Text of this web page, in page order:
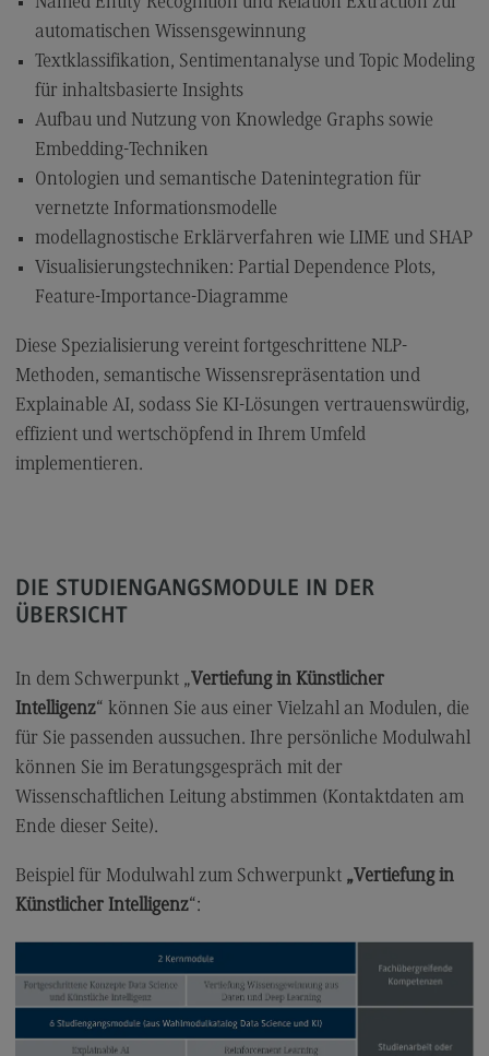
Modulangebot
Berufsperspektiven
Digital Business Management
Digital Business Management
Berufsperspektiven
Kontakt
Digitalisierung in der Sozialen Arbeit
Digitalisierung in der Sozialen Arbeit
Modulangebot
Berufsperspektiven
Elektrotechnik und Informationstechnik
Profil-O-Mat Elektrotechnik und
Rahmenbedingungen
Modulangebot
Berufsperspektiven
Kontakt
Entrepreneurship
Entrepreneurship
Modulangebot
Berufsperspektiven
Kontakt
Executive Engineering
automatischen Wissensgewinnung
Textklassifikation, Sentimentanalyse und Topic Modeling
für inhaltsbasierte Insights
Aufbau und Nutzung von Knowledge Graphs sowie
Embedding-Techniken
Ontologien und semantische Datenintegration für
vernetzte Informationsmodelle
modellagnostische Erklärverfahren wie LIME und SHAP
Visualisierungstechniken: Partial Dependence Plots,
Feature-Importance-Diagramme
Diese Spezialisierung vereint fortgeschrittene NLP-
Methoden, semantische Wissensrepräsentation und
Explainable AI, sodass Sie KI-Lösungen vertrauenswürdig,
effizient und wertschöpfend in Ihrem Umfeld
implementieren.
DIE STUDIENGANGSMODULE IN DER
ÜBERSICHT
In dem Schwerpunkt „Vertiefung in Künstlicher
Intelligenz“ können Sie aus einer Vielzahl an Modulen, die
für Sie passenden aussuchen. Ihre persönliche Modulwahl
können Sie im Beratungsgespräch mit der
Wissenschaftlichen Leitung abstimmen (Kontaktdaten am
Ende dieser Seite).
Beispiel für Modulwahl zum Schwerpunkt „Vertiefung in
Künstlicher Intelligenz“: